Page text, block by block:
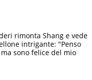
rimonta Shang e vede
intrigante: "Penso
sono felice del mio